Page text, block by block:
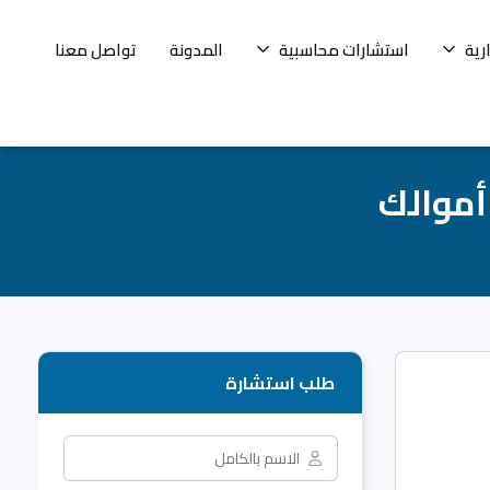
استشارات محاسبية المدونة تواصل معنا
طلب استشارة